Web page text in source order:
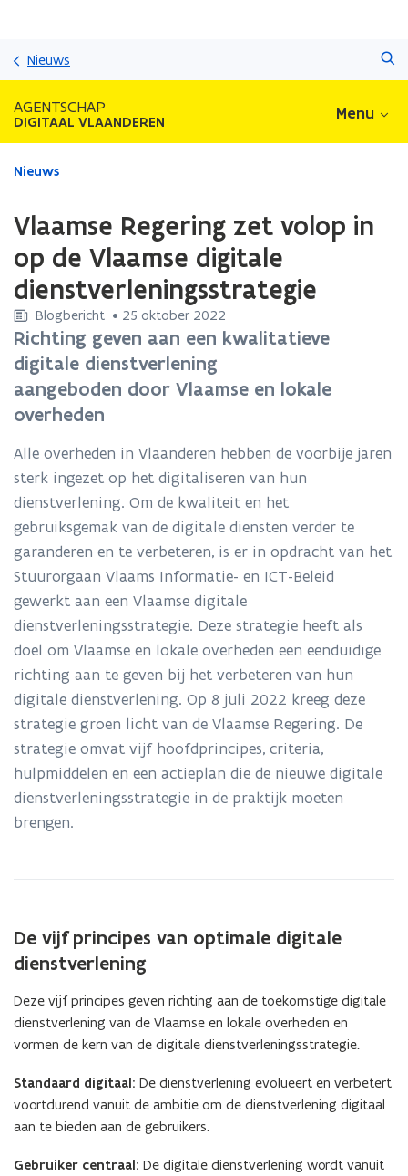
Nieuws
AGENTSCHAP
DIGITAAL VLAANDEREN Menu
Gedaan
zich
op:
Vlaamse
Regering
zet
volop
op
digitale
dienstverleningsstrategie
Nieuws
Vlaamse Regering zet volop in
op de Vlaamse digitale
dienstverleningsstrategie
Blogbericht • 25 oktober 2022
Richting geven aan een kwalitatieve
digitale dienstverlening
aangeboden door Vlaamse en lokale
overheden
Alle overheden in Vlaanderen hebben de voorbije jaren
sterk ingezet op het digitaliseren van hun
dienstverlening. Om de kwaliteit en het
gebruiksgemak van de digitale diensten verder te
garanderen en te verbeteren, is er in opdracht van het
Stuurorgaan Vlaams Informatie- en ICT-Beleid
gewerkt aan een Vlaamse digitale
dienstverleningsstrategie. Deze strategie heeft als
doel om Vlaamse en lokale overheden een eenduidige
richting aan te geven bij het verbeteren van hun
digitale dienstverlening. Op 8 juli 2022 kreeg deze
strategie groen licht van de Vlaamse Regering. De
strategie omvat vijf hoofdprincipes, criteria,
hulpmiddelen en een actieplan die de nieuwe digitale
dienstverleningsstrategie in de praktijk moeten
brengen.
De vijf principes van optimale digitale
dienstverlening
Deze vijf principes geven richting aan de toekomstige digitale
dienstverlening van de Vlaamse en lokale overheden en
vormen de kern van de digitale dienstverleningsstrategie.
Standaard digitaal: De dienstverlening evolueert en verbetert
voortdurend vanuit de ambitie om de dienstverlening digitaal
aan te bieden aan de gebruikers.
Gebruiker centraal: De digitale dienstverlening wordt vanuit